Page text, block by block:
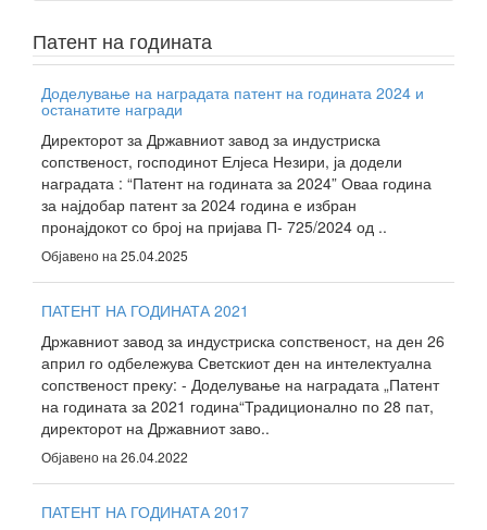
Патент на годината
Доделување на наградата патент на годината 2024 и
останатите награди
Директорот за Државниот завод за индустриска
сопственост, господинот Елјеса Незири, ја додели
наградата : “Патент на годината за 2024” Оваа година
за најдобар патент за 2024 година е избран
пронајдокот со број на пријава П- 725/2024 од ..
Објавено на 25.04.2025
ПАТЕНТ НА ГОДИНАТА 2021
Државниот завод за индустриска сопственост, на ден 26
април го одбележува Светскиот ден на интелектуална
сопственост преку: - Доделување на наградата „Патент
на годината за 2021 година“Традиционално по 28 пат,
директорот на Државниот заво..
Објавено на 26.04.2022
ПАТЕНТ НА ГОДИНАТА 2017